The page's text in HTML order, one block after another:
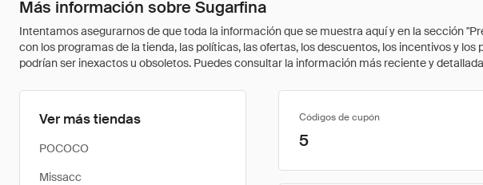
Más información sobre Sugarfina
Intentamos asegurarnos de que toda la información que se muestra aquí y en la sección
con los programas de la tienda, las políticas, las ofertas, los descuentos, los incentivos y
podrían ser inexactos u obsoletos. Puedes consultar la información más reciente y
Ver más tiendas
POCOCO
Missacc
Códigos de cupón
5